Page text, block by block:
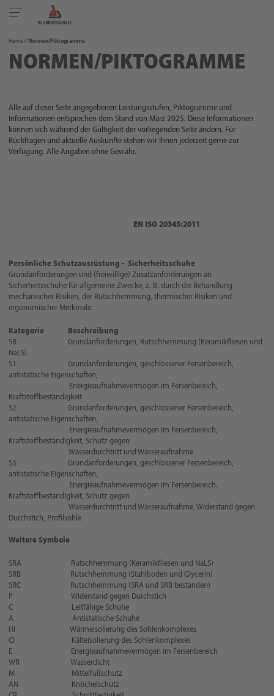
Toggle
navigation
Home Normen/Piktogramme
NORMEN/PIKTOGRAMME
Alle auf dieser Seite angegebenen Leistungsstufen, Piktogramme und
Informationen entsprechen dem Stand von März 2025. Diese Informationen
können sich während der Gültigkeit der vorliegenden Seite ändern. Für
Rückfragen und aktuelle Auskünfte stehen wir Ihnen jederzeit gerne zur
Verfügung. Alle Angaben ohne Gewähr.
EN ISO 20345:2011
Persönliche Schutzausrüstung - Sicherheitsschuhe
Grundanforderungen und (freiwillige) Zusatzanforderungen an
Sicherheitsschuhe für allgemeine Zwecke, z. B. durch die Behandlung
mechanischer Risiken, der Rutschhemmung, thermischer Risiken und
ergonomischer Merkmale.
Kategorie Beschreibung
SB Grundanforderungen, Rutschhemmung (Keramikfliesen und
NaLS)
S1 Grundanforderungen, geschlossener Fersenbereich,
antistatische Eigenschaften,
Energieaufnahmevermögen im Fersenbereich,
Kraftstoffbeständigkeit
S2 Grundanforderungen, geschlossener Fersenbereich,
antistatische Eigenschaften,
Energieaufnahmevermögen im Fersenbereich,
Kraftstoffbeständigkeit, Schutz gegen
Wasserdurchtritt und Wasseraufnahme
S3 Grundanforderungen, geschlossener Fersenbereich,
antistatische Eigenschaften,
Energieaufnahmevermögen im Fersenbereich,
Kraftstoffbeständigkeit, Schutz gegen
Wasserdurchtritt und Wasseraufnahme, Widerstand gegen
Durchstich, Profilsohle
Weitere Symbole
SRA Rutschhemmung (Keramikfliesen und NaLS)
SRB Rutschhemmung (Stahlboden und Glycerin)
SRC Rutschhemmung (SRA und SRB bestanden)
P Widerstand gegen Durchstich
C Leitfähige Schuhe
A Antistatische Schuhe
HI Wärmeisolierung des Sohlenkomplexes
CI Kälteisolierung des Sohlenkomplexes
E Energieaufnahmevermögen im Fersenbereich
WR Wasserdicht
M Mittelfußschutz
AN Knöchelschutz